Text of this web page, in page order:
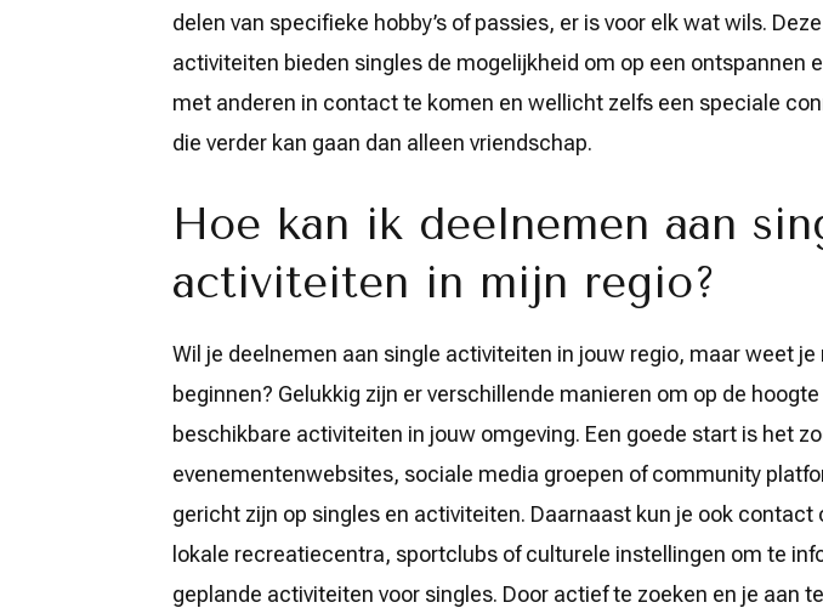
delen van specifieke hobby’s of passies, er is voor elk wat wils.
activiteiten bieden singles de mogelijkheid om op een ontspannen
met anderen in contact te komen en wellicht zelfs een speciale
die verder kan gaan dan alleen vriendschap.
Hoe kan ik deelnemen aan
activiteiten in mijn regio?
Wil je deelnemen aan single activiteiten in jouw regio, maar weet je
beginnen? Gelukkig zijn er verschillende manieren om op de
beschikbare activiteiten in jouw omgeving. Een goede start is het
evenementenwebsites, sociale media groepen of community
gericht zijn op singles en activiteiten. Daarnaast kun je ook contact
lokale recreatiecentra, sportclubs of culturele instellingen om te
geplande activiteiten voor singles. Door actief te zoeken en je aan